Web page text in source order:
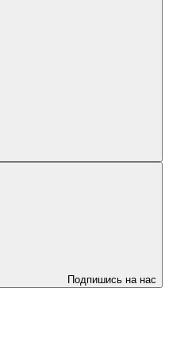
Подпишись на нас